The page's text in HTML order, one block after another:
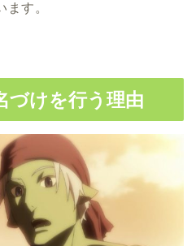
す。
づけを行う理由